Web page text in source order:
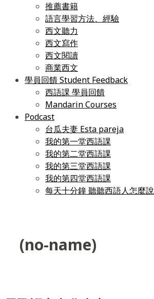
推薦書籍
語言學習方法、經驗
西文聽力
西文寫作
西文閱讀
商業西文
學員回饋 Student Feedback
西語課 學員回饋
Mandarin Courses
Podcast
台瓜夫妻 Esta pareja
我的第一堂西語課
我的第二堂西語課
我的第三堂西語課
我的第四堂西語課
每天十分鐘 聽聽西語人怎麼說
(no-name)